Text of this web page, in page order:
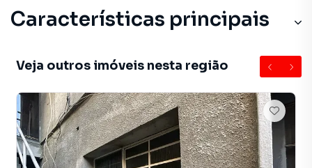
Características principais
Veja outros imóveis nesta região